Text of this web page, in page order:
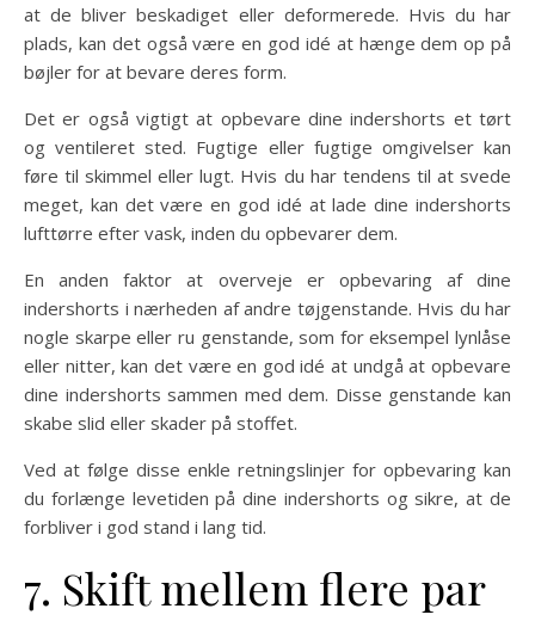
at de bliver beskadiget eller deformerede. Hvis du har
plads, kan det også være en god idé at hænge dem op på
bøjler for at bevare deres form.
Det er også vigtigt at opbevare dine indershorts et tørt
og ventileret sted. Fugtige eller fugtige omgivelser kan
føre til skimmel eller lugt. Hvis du har tendens til at svede
meget, kan det være en god idé at lade dine indershorts
lufttørre efter vask, inden du opbevarer dem.
En anden faktor at overveje er opbevaring af dine
indershorts i nærheden af andre tøjgenstande. Hvis du har
nogle skarpe eller ru genstande, som for eksempel lynlåse
eller nitter, kan det være en god idé at undgå at opbevare
dine indershorts sammen med dem. Disse genstande kan
skabe slid eller skader på stoffet.
Ved at følge disse enkle retningslinjer for opbevaring kan
du forlænge levetiden på dine indershorts og sikre, at de
forbliver i god stand i lang tid.
7. Skift mellem flere par